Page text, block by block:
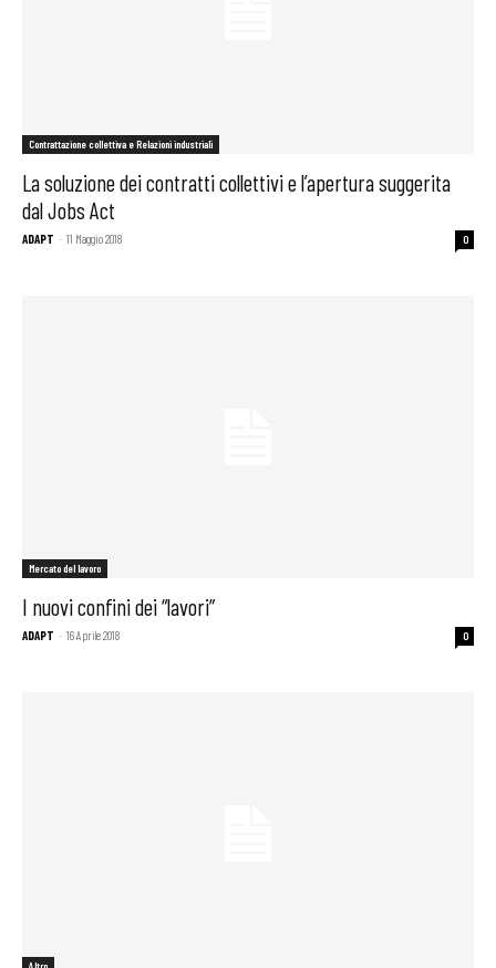
Contrattazione collettiva e Relazioni industriali
La soluzione dei contratti collettivi e l’apertura suggerita
dal Jobs Act
ADAPT - 11 Maggio 2018 0
Mercato del lavoro
I nuovi confini dei “lavori”
ADAPT - 16 Aprile 2018 0